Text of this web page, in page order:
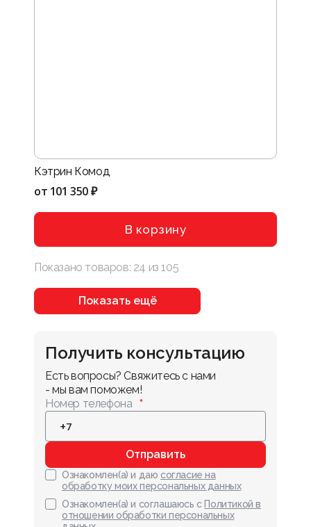
Кэтрин Комод
от 101 350 ₽
В корзину
Показано товаров: 24 из105
Показать ещё
Получить консультацию
Есть вопросы? Свяжитесь с нами
- мы вам поможем!
Номер телефона
Отправить
Ознакомлен(а) и даю согласие на
обработку моих персональных данных
Ознакомлен(а) и соглашаюсь с Политикой в
отношении обработки персональных